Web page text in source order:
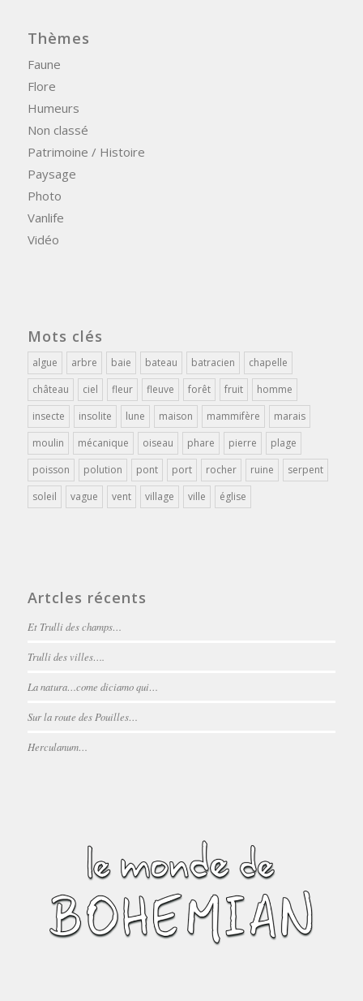
Thèmes
Faune
Flore
Humeurs
Non classé
Patrimoine / Histoire
Paysage
Photo
Vanlife
Vidéo
Mots clés
algue arbre baie bateau batracien
chapelle
château
ciel fleur fleuve forêt fruit
homme
insecte
insolite lune maison mammifère
marais
moulin
mécanique oiseau phare pierre
plage
poisson
polution pont port rocher ruine
serpent
soleil
vague vent village ville église
Artcles récents
Et Trulli des champs…
Trulli des villes….
La natura…come diciamo qui…
Sur la route des Pouilles…
Herculanum…